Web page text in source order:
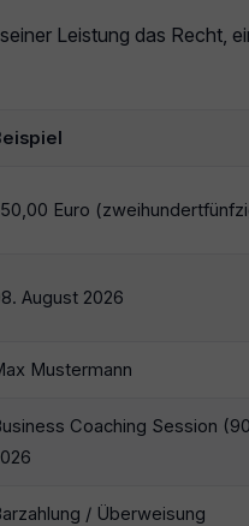
Leistung das Recht,
Euro
August 2026
Mustermann
Coaching Session
/ Überweisung